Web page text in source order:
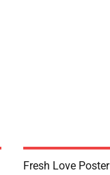
Fresh Love Poster